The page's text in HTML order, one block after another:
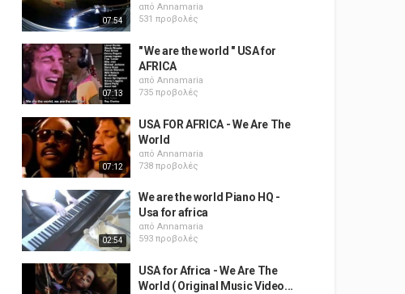
07:54
από Annamaria
531 προβολές
07:13
" We are the world " USA for
AFRICA
από Annamaria
735 προβολές
07:12
USA FOR AFRICA - We Are The
World
από Annamaria
738 προβολές
02:54
We are the world Piano HQ -
Usa for africa
από Annamaria
593 προβολές
USA for Africa - We Are The
World ( Original Music Video...